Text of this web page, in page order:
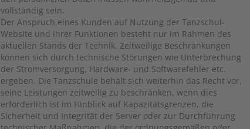
vollständig sein.
Der Anspruch eines Kunden auf Nutzung der Tanzschul-
Website und ihrer Funktionen besteht nur im Rahmen des
aktuellen Stands der Technik. Zeitweilige Beschränkungen
können sich durch technische Störungen wie Unterbrechung
der Stromversorgung, Hardware- und Softwarefehler etc.
ergeben. Die Tanzschule behält sich weiterhin das Recht vor,
seine Leistungen zeitweilig zu beschränken, wenn dies
erforderlich ist im Hinblick auf Kapazitätsgrenzen, die
Sicherheit und Integrität der Server oder zur Durchführung